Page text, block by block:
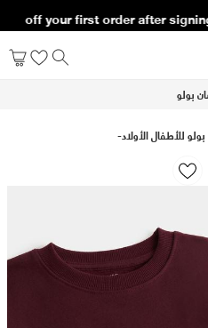
after signing up. T&C apply*
بولو
للأطفال الأولاد-